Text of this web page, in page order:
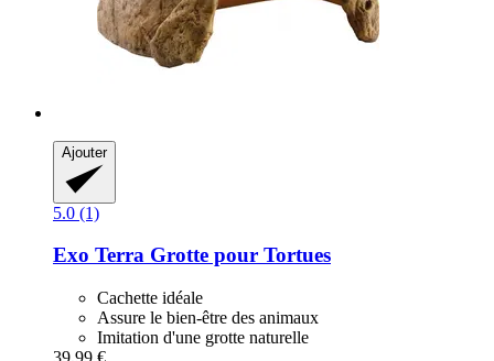
Ajouter
5.0 (1)
Exo Terra Grotte pour Tortues
Cachette idéale
Assure le bien-être des animaux
Imitation d'une grotte naturelle
39,99 €